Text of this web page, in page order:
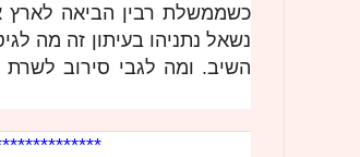
כשממשלת רבין הביאה לארץ
נשאל נתניהו בעיתון זה מה
השיב. ומה לגבי סירוב